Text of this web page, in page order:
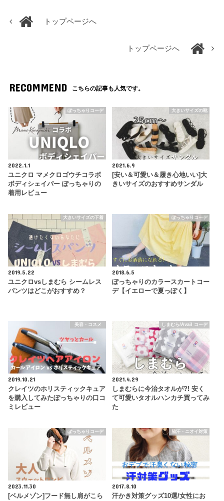
トップページへ
トップページへ
RECOMMEND こちらの記事も人気です。
ぽっちゃりコーデ
2022.1.1
ユニクロ マメクロゴウチコラボ
ボディシェイパー ぽっちゃりの
着用レビュー
大きいサイズの靴
2021.6.9
[安い＆可愛い＆履き心地いい]大
きいサイズのおすすめサンダル
大きいサイズの下着
2019.5.22
ユニクロvsしまむら シームレス
パンツはどこがおすすめ？
ぽっちゃりコーデ
2018.6.5
ぽっちゃりのカラースカートコー
デ【イエローで夏っぽく】
美容・コスメ
2019.10.21
クレイツのホリスティックキュア
を購入してみたぽっちゃりの口コ
ミレビュー
しまむら/Avail コーデ
2021.4.29
しまむらに今治タオルが?! 安く
て可愛いタオルハンカチ買ってみ
た
ぽっちゃりコーデ
2023.11.30
[ベルメゾン]フード無し肩がこら
脇汗・ニオイ対策
2017.8.10
汗かき対策グッズ10選/女性にお